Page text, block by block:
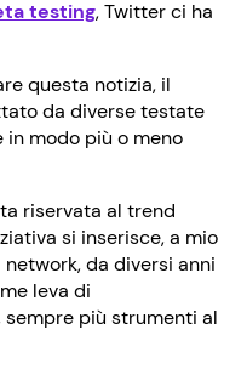
testing, Twitter ci ha
questa notizia, il
da diverse testate
modo più o meno
riservata al trend
si inserisce, a mio
da diversi anni
leva di
più strumenti al